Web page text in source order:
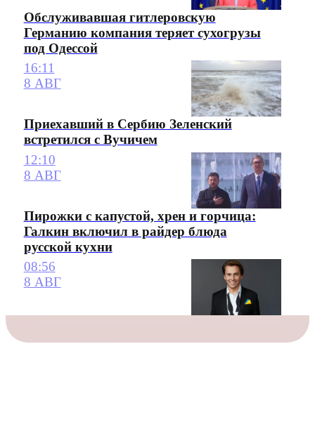
Обслуживавшая гитлеровскую
Германию компания теряет сухогрузы
под Одессой
16:11
8 АВГ
Приехавший в Сербию Зеленский
встретился с Вучичем
12:10
8 АВГ
Пирожки с капустой, хрен и горчица:
Галкин включил в райдер блюда
русской кухни
08:56
8 АВГ